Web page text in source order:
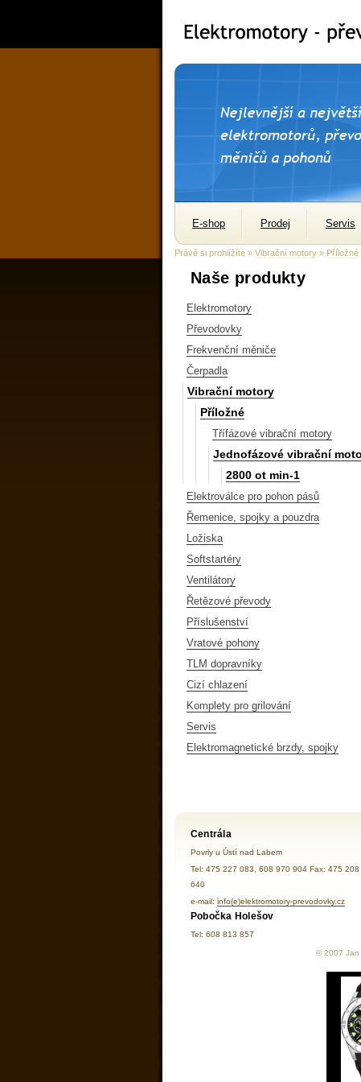
E-shop Prodej Servis
Právě si prohlížíte » Vibrační motory » Příložné
Naše produkty
Elektromotory
Převodovky
Frekvenční měniče
Čerpadla
Vibrační motory
Příložné
Třífázové vibrační motory
Jednofázové vibrační
2800 ot min-1
Elektroválce pro pohon pásů
Řemenice, spojky a pouzdra
Ložiska
Softstartéry
Ventilátory
Řetězové převody
Příslušenství
Vratové pohony
TLM dopravníky
Cizí chlazení
Komplety pro grilování
Servis
Elektromagnetické brzdy, spojky
Centrála
Povrly u Ústí nad Labem
Tel: 475 227 083, 608 970 904 Fax: 475 208
640
e-mail: info(e)elektromotory-prevodovky.cz
Pobočka Holešov
Tel: 608 813 857
© 2007 Jan